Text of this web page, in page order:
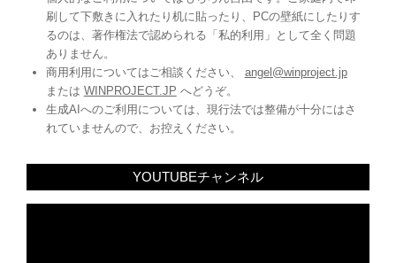
刷して下敷きに入れたり机に貼ったり、PCの壁紙にしたりす
るのは、著作権法で認められる「私的利用」として全く問題
ありません。
商用利用についてはご相談ください、
angel@winproject.jp
または WINPROJECT.JP へどうぞ。
生成AIへのご利用については、現行法では整備が十分にはさ
れていませんので、お控えください。
YOUTUBEチャンネル